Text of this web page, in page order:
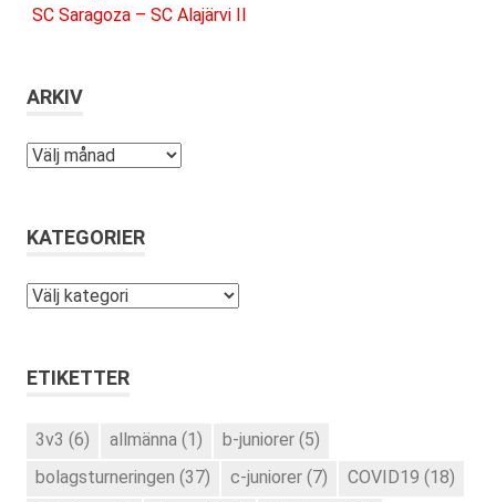
SC Saragoza – SC Alajärvi II
ARKIV
Arkiv
KATEGORIER
Kategorier
ETIKETTER
3v3 (6) allmänna (1) b-juniorer (5)
bolagsturneringen (37) c-juniorer (7) COVID19 (18)